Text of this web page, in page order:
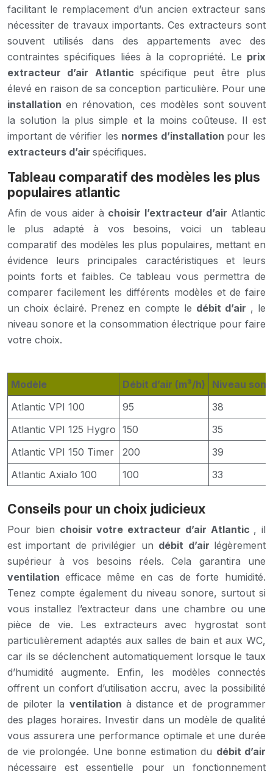
facilitant le remplacement d’un ancien extracteur sans
nécessiter de travaux importants. Ces extracteurs sont
souvent utilisés dans des appartements avec des
contraintes spécifiques liées à la copropriété. Le prix
extracteur d’air Atlantic spécifique peut être plus
élevé en raison de sa conception particulière. Pour une
installation en rénovation, ces modèles sont souvent
la solution la plus simple et la moins coûteuse. Il est
important de vérifier les normes d’installation pour les
extracteurs d’air spécifiques.
Tableau comparatif des modèles les plus
populaires atlantic
Afin de vous aider à choisir l’extracteur d’air Atlantic
le plus adapté à vos besoins, voici un tableau
comparatif des modèles les plus populaires, mettant en
évidence leurs principales caractéristiques et leurs
points forts et faibles. Ce tableau vous permettra de
comparer facilement les différents modèles et de faire
un choix éclairé. Prenez en compte le débit d’air , le
niveau sonore et la consommation électrique pour faire
votre choix.
Modèle Débit d’air (m³/h)
Niveau
Atlantic VPI 100
95
38
Atlantic VPI 125 Hygro 150
35
Atlantic VPI 150 Timer
200
39
Atlantic Axialo 100
100 33
Conseils pour un choix judicieux
Pour bien choisir votre extracteur d’air Atlantic , il
est important de privilégier un débit d’air légèrement
supérieur à vos besoins réels. Cela garantira une
ventilation efficace même en cas de forte humidité.
Tenez compte également du niveau sonore, surtout si
vous installez l’extracteur dans une chambre ou une
pièce de vie. Les extracteurs avec hygrostat sont
particulièrement adaptés aux salles de bain et aux WC,
car ils se déclenchent automatiquement lorsque le taux
d’humidité augmente. Enfin, les modèles connectés
offrent un confort d’utilisation accru, avec la possibilité
de piloter la ventilation à distance et de programmer
des plages horaires. Investir dans un modèle de qualité
vous assurera une performance optimale et une durée
de vie prolongée. Une bonne estimation du débit d’air
nécessaire est essentielle pour un fonctionnement